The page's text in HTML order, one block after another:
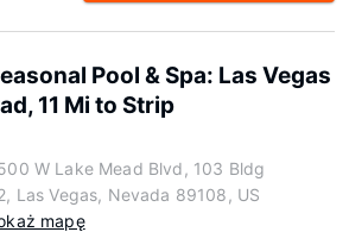
Pool & Spa: Las Vegas
11 Mi to Strip
W Lake Mead Blvd, 103 Bldg
Las Vegas, Nevada 89108, US
mapę